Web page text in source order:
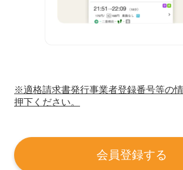
※適格請求書発行事業者登録番号等の
押下ください。
会員登録する